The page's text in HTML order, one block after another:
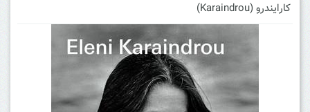
کارایندرو (Karaindrou)